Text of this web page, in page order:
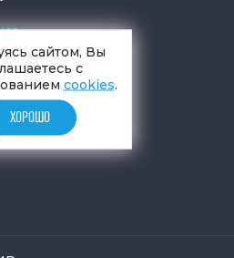
ВС 12-17
сайтом, Вы
с
cookies.
ХОРОШО